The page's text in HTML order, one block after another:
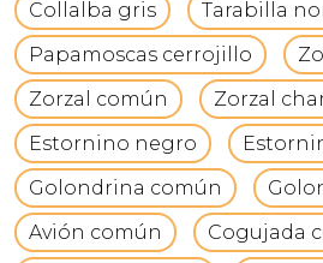
Collalba gris
Tarabilla
Papamoscas cerrojillo
Zorzal común
Zorzal
Estornino negro
Golondrina común
Avión común
Cogujada